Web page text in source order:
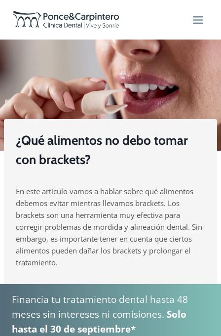
contenido
¿Qué alimentos no debo tomar
con brackets?
En este artículo vamos a hablar sobre qué alimentos
debemos evitar mientras llevamos brackets. Los
brackets son una herramienta muy efectiva para
corregir problemas de mordida y alineación dental. Sin
embargo, es importante tener en cuenta que ciertos
alimentos pueden dañar los brackets y prolongar el
tratamiento.
Financia tu tratamiento dental hasta 48
meses sin intereses ni comisiones. Solo
hasta el 30 de septiembre*